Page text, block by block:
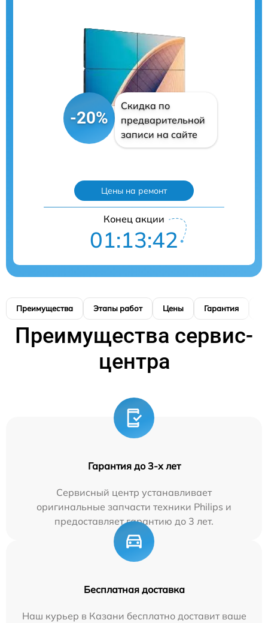
-20%
Скидка по
предварительной
записи на сайте
Цены на ремонт
Конец акции
01:13:41
Преимущества Этапы работ Цены Гарантия
Преимущества сервис-
центра
Гарантия до 3-х лет
Сервисный центр устанавливает
оригинальные запчасти техники Philips и
предоставляет гарантию до 3 лет.
Бесплатная доставка
Наш курьер в Казани бесплатно доставит ваше